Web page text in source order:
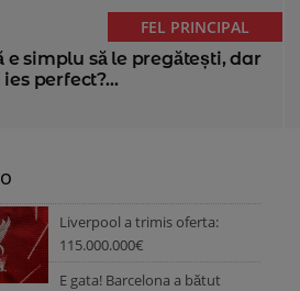
FEL PRINCIPAL
e simplu să le pregătești, dar
perfect?...
Liverpool a trimis oferta:
115.000.000€
E gata! Barcelona a bătut